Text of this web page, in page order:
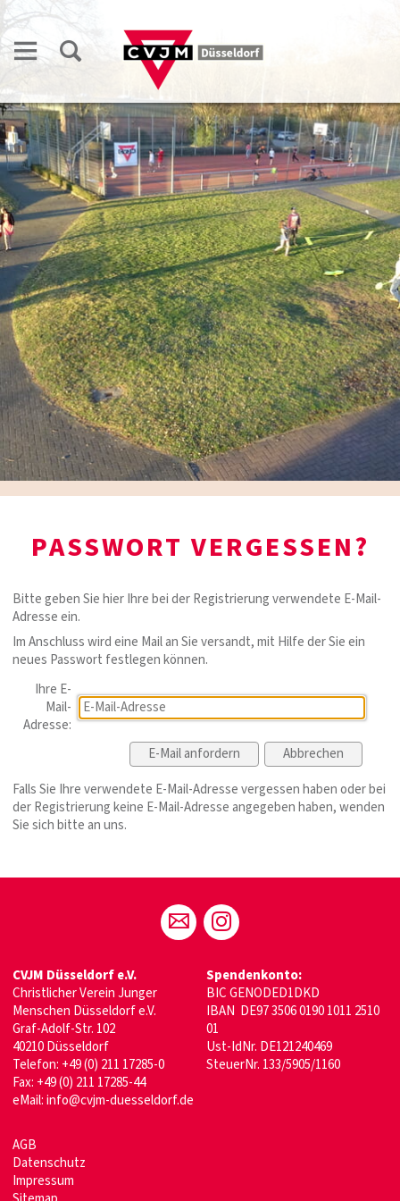
PASSWORT VERGESSEN?
Bitte geben Sie hier Ihre bei der Registrierung verwendete E-Mail-
Adresse ein.
Im Anschluss wird eine Mail an Sie versandt, mit Hilfe der Sie ein
neues Passwort festlegen können.
Ihre E-
Mail-
Adresse:
Falls Sie Ihre verwendete E-Mail-Adresse vergessen haben oder bei
der Registrierung keine E-Mail-Adresse angegeben haben, wenden
Sie sich bitte an uns.
CVJM Düsseldorf e.V.
Christlicher Verein Junger
Menschen Düsseldorf e.V.
Graf-Adolf-Str. 102
40210 Düsseldorf
Telefon: +49 (0) 211 17285-0
Fax: +49 (0) 211 17285-44
eMail:info@cvjm-duesseldorf.de
Spendenkonto:
BIC GENODED1DKD
IBAN DE97 3506 0190 1011 2510
01
Ust-IdNr. DE121240469
SteuerNr. 133/5905/1160
AGB
Datenschutz
Impressum